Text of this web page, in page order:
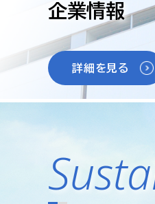
企業情報
詳細を見る